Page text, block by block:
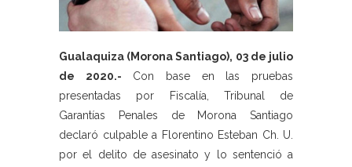
Gualaquiza (Morona Santiago), 03 de julio
de 2020.- Con base en las pruebas
presentadas por Fiscalía, Tribunal de
Garantías Penales de Morona Santiago
declaró culpable a Florentino Esteban Ch. U.
por el delito de asesinato y lo sentenció a